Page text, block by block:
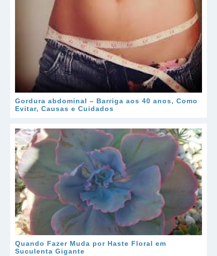
Gordura abdominal – Barriga aos 40 anos, Como
Evitar, Causas e Cuidados
Quando Fazer Muda por Haste Floral em
Suculenta Gigante